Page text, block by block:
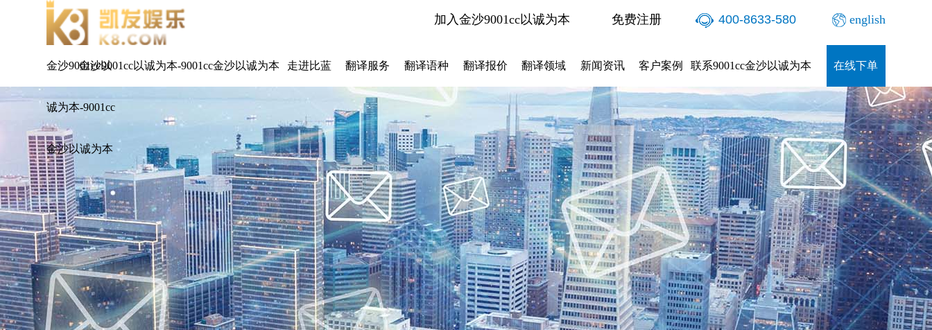
加入金沙9001cc以诚为本 免费注册 400-8633-580 english
金沙9001cc以
诚为本-9001cc
金沙以诚为本
金沙9001cc以诚为本-9001cc金沙以诚为本 走进比蓝 翻译服务 翻译语种 翻译报价 翻译领域 新闻资讯 客户案例 联系9001cc金沙以诚为本 在线下单